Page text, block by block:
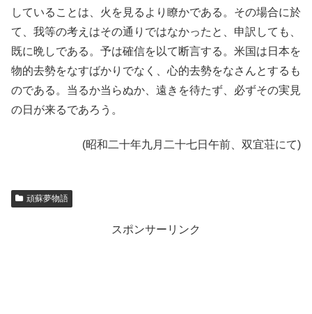
していることは、火を見るより瞭かである。その場合に於
て、我等の考えはその通りではなかったと、申訳しても、
既に晩しである。予は確信を以て断言する。米国は日本を
物的去勢をなすばかりでなく、心的去勢をなさんとするも
のである。当るか当らぬか、遠きを待たず、必ずその実見
の日が来るであろう。
(昭和二十年九月二十七日午前、双宜荘にて)
頑蘇夢物語
スポンサーリンク